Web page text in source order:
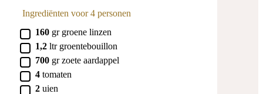
Ingrediënten voor 4 personen
▢
160 gr groene linzen
▢
1,2 ltr groentebouillon
▢
700 gr zoete aardappel
▢
4 tomaten
▢
2 uien